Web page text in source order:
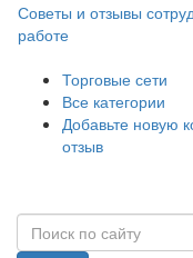
Советы и отзывы
работе
Торговые сети
Все категории
Добавьте новую
отзыв